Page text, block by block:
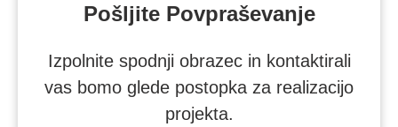
Pošljite Povpraševanje
Izpolnite spodnji obrazec in kontaktirali
vas bomo glede postopka za realizacijo
projekta.